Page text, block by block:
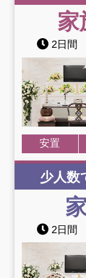
家
2日間
安置
少人数
2日間